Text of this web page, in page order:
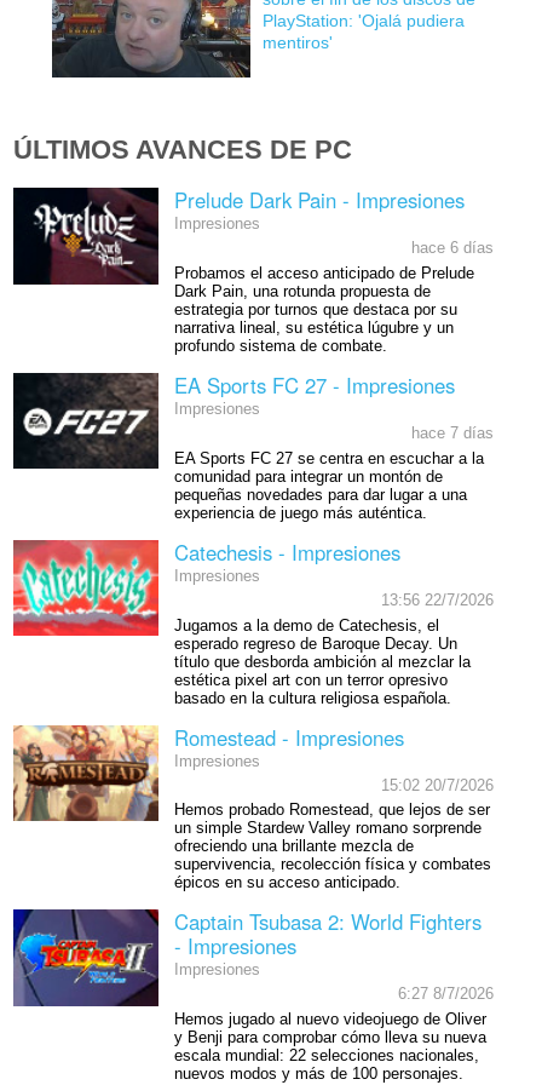
PlayStation: 'Ojalá pudiera
mentiros'
ÚLTIMOS AVANCES DE PC
Prelude Dark Pain - Impresiones
Impresiones
hace 6 días
Probamos el acceso anticipado de Prelude
Dark Pain, una rotunda propuesta de
estrategia por turnos que destaca por su
narrativa lineal, su estética lúgubre y un
profundo sistema de combate.
EA Sports FC 27 - Impresiones
Impresiones
hace 7 días
EA Sports FC 27 se centra en escuchar a la
comunidad para integrar un montón de
pequeñas novedades para dar lugar a una
experiencia de juego más auténtica.
Catechesis - Impresiones
Impresiones
13:56 22/7/2026
Jugamos a la demo de Catechesis, el
esperado regreso de Baroque Decay. Un
título que desborda ambición al mezclar la
estética pixel art con un terror opresivo
basado en la cultura religiosa española.
Romestead - Impresiones
Impresiones
15:02 20/7/2026
Hemos probado Romestead, que lejos de ser
un simple Stardew Valley romano sorprende
ofreciendo una brillante mezcla de
supervivencia, recolección física y combates
épicos en su acceso anticipado.
Captain Tsubasa 2: World Fighters
- Impresiones
Impresiones
6:27 8/7/2026
Hemos jugado al nuevo videojuego de Oliver
y Benji para comprobar cómo lleva su nueva
escala mundial: 22 selecciones nacionales,
nuevos modos y más de 100 personajes.